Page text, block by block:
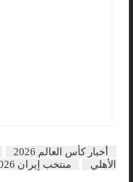
أخبار كأس العالم 2026
الأهلي
منتخب إيران 2026